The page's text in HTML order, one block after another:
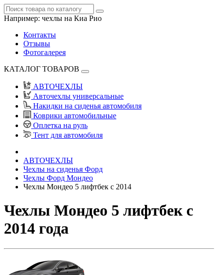
Например: чехлы на Киа Рио
Контакты
Отзывы
Фотогалерея
КАТАЛОГ ТОВАРОВ
АВТОЧЕХЛЫ
Авточехлы универсальные
Накидки на сиденья автомобиля
Коврики автомобильные
Оплетка на руль
Тент для автомобиля
АВТОЧЕХЛЫ
Чехлы на сиденья Форд
Чехлы Форд Мондео
Чехлы Мондео 5 лифтбек с 2014
Чехлы Мондео 5 лифтбек с
2014 года